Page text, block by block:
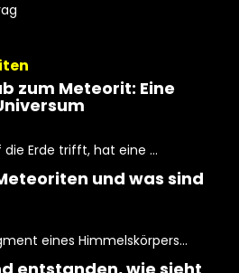
zum Meteorit: Eine
Erde trifft, hat eine ...
und was sind
eines Himmelskörpers...